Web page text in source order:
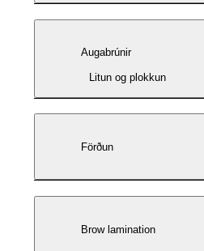
Augabrúnir
Litun og plokkun
Förðun
Brow lamination